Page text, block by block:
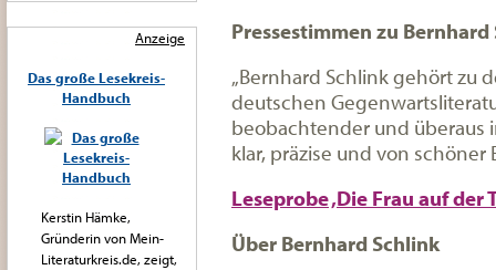
Pressestimmen zu
„Bernhard Schlink gehört zu
deutschen
beobachtender und überaus
klar, präzise und von schöner
Leseprobe ‚Die Frau auf der
Über Bernhard Schlink
Anzeige
Das große Lesekreis-
Handbuch
Kerstin Hämke,
Gründerin von Mein-
Literaturkreis.de, zeigt,